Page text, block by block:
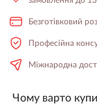
Безготівковий
Професійна
Міжнародна
Чому варто